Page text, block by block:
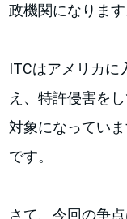
政機関になります
ITCはアメリカに
え、特許侵害を
対象になってい
です。
さて、今回の争